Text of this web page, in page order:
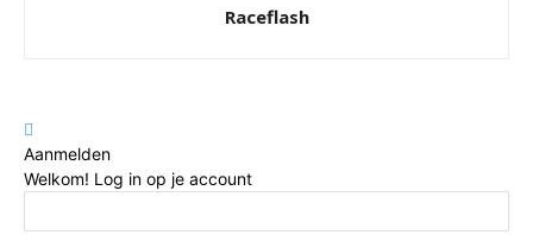
Raceflash
Aanmelden
Welkom! Log in op je account